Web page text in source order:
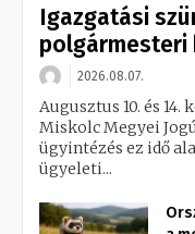
Igazgatási
polgármesteri
2026.08.07.
Augusztus 10. és
Miskolc Megyei
ügyintézés ez idő
ügyeleti...